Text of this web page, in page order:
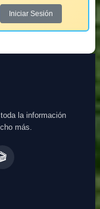
Iniciar Sesión
la información
más.